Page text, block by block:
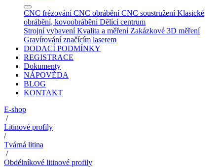
CNC frézování CNC obrábění CNC soustružení Klasické
obrábění, kovoobrábění Dělící centrum
Strojní vybavení Kvalita a měření Zakázkové 3D měření
Gravírování značícím laserem
DODACÍ PODMÍNKY
REGISTRACE
Dokumenty
NÁPOVĚDA
BLOG
KONTAKT
E-shop
/
Litinové profily
/
Tvárná litina
/
Obdélníkové litinové profily